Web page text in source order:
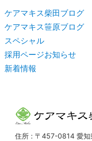
ケアマキス柴田ブログ
ケアマキス笹原ブログ
スペシャル
採用ページお知らせ
新着情報
住所 : 〒457-0814 愛